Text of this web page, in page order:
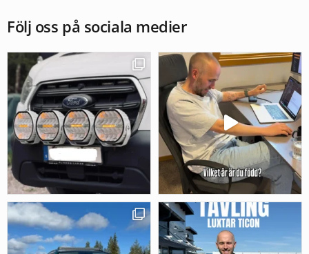
Följ oss på sociala medier